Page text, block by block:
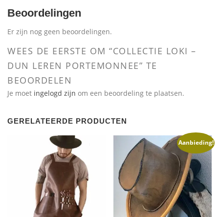
Beoordelingen
Er zijn nog geen beoordelingen.
WEES DE EERSTE OM “COLLECTIE LOKI –
DUN LEREN PORTEMONNEE” TE
BEOORDELEN
Je moet ingelogd zijn om een beoordeling te plaatsen.
GERELATEERDE PRODUCTEN
Aanbieding!